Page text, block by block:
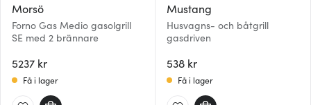
Morsö
Forno Gas Medio gasolgrill
SE med 2 brännare
5237 kr
Få i lager
Mustang
Husvagns- och båtgrill
gasdriven
538 kr
Få i lager